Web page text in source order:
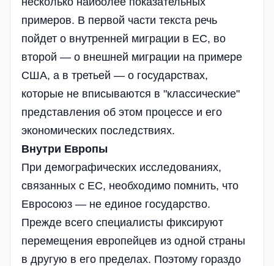
примеров. В первой части текста речь
пойдет о внутренней миграции в ЕС, во
второй — о внешней миграции на примере
США, а в третьей — о государствах,
которые не вписываются в "классические"
представления об этом процессе и его
экономических последствиях.
Внутри Европы
При демографических исследованиях,
связанных с ЕС, необходимо помнить, что
Евросоюз — не единое государство.
Прежде всего специалисты фиксируют
перемещения европейцев из одной страны
в другую в его пределах. Поэтому гораздо